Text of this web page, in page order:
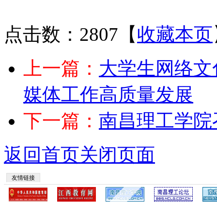
点击数：2807 【收藏本页
上一篇： 大学生网络
媒体工作高质量发展
下一篇： 南昌理工学
返回首页关闭页面
友情链接